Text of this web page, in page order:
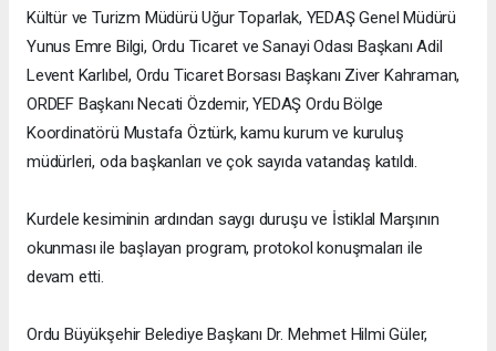
Kültür ve Turizm Müdürü Uğur Toparlak, YEDAŞ Genel Müdürü
Yunus Emre Bilgi, Ordu Ticaret ve Sanayi Odası Başkanı Adil
Levent Karlıbel, Ordu Ticaret Borsası Başkanı Ziver Kahraman,
ORDEF Başkanı Necati Özdemir, YEDAŞ Ordu Bölge
Koordinatörü Mustafa Öztürk, kamu kurum ve kuruluş
müdürleri, oda başkanları ve çok sayıda vatandaş katıldı.
Kurdele kesiminin ardından saygı duruşu ve İstiklal Marşının
okunması ile başlayan program, protokol konuşmaları ile
devam etti.
Ordu Büyükşehir Belediye Başkanı Dr. Mehmet Hilmi Güler,